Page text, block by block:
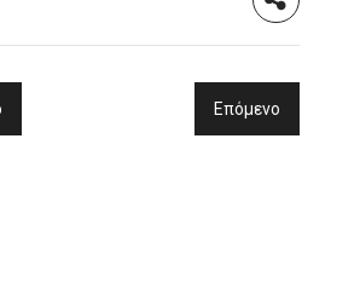
Επόμενο